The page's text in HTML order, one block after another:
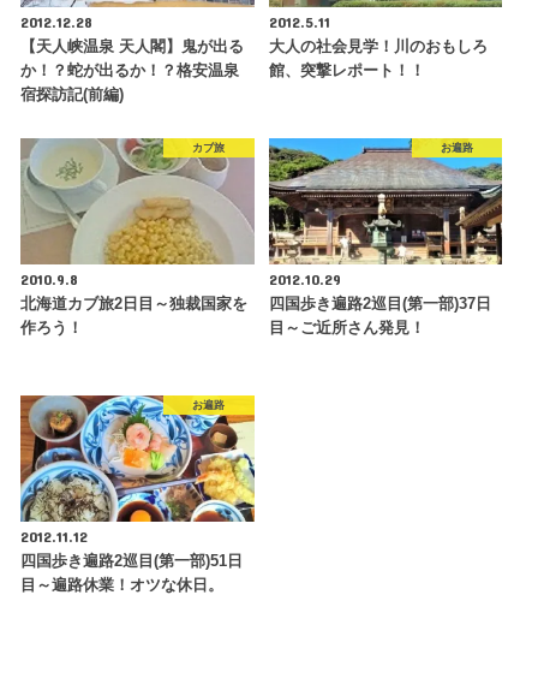
2012.12.28
【天人峡温泉 天人閣】鬼が出る
か！？蛇が出るか！？格安温泉
宿探訪記(前編)
2012.5.11
大人の社会見学！川のおもしろ
館、突撃レポート！！
カブ旅
2010.9.8
北海道カブ旅2日目～独裁国家を
作ろう！
お遍路
2012.10.29
四国歩き遍路2巡目(第一部)37日
目～ご近所さん発見！
お遍路
2012.11.12
四国歩き遍路2巡目(第一部)51日
目～遍路休業！オツな休日。